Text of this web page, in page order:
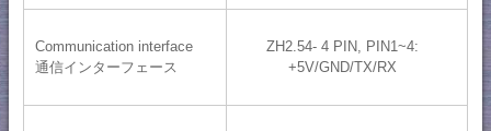
Communication interface
通信インターフェース
ZH2.54- 4 PIN, PIN1~4:
+5V/GND/TX/RX